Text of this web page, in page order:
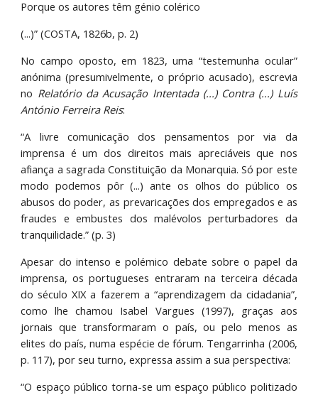
Porque os autores têm génio colérico
(...)” (COSTA, 1826b, p. 2)
No campo oposto, em 1823, uma “testemunha ocular”
anónima (presumivelmente, o próprio acusado), escrevia
no Relatório da Acusação Intentada (...) Contra (...) Luís
António Ferreira Reis:
“A livre comunicação dos pensamentos por via da
imprensa é um dos direitos mais apreciáveis que nos
afiança a sagrada Constituição da Monarquia. Só por este
modo podemos pôr (...) ante os olhos do público os
abusos do poder, as prevaricações dos empregados e as
fraudes e embustes dos malévolos perturbadores da
tranquilidade.” (p. 3)
Apesar do intenso e polémico debate sobre o papel da
imprensa, os portugueses entraram na terceira década
do século XIX a fazerem a “aprendizagem da cidadania”,
como lhe chamou Isabel Vargues (1997), graças aos
jornais que transformaram o país, ou pelo menos as
elites do país, numa espécie de fórum. Tengarrinha (2006,
p. 117), por seu turno, expressa assim a sua perspectiva:
“O espaço público torna-se um espaço público politizado